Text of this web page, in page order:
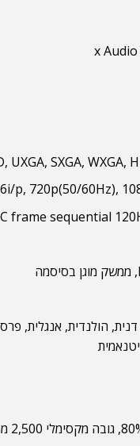
ערבית, צ'כית, דנית,